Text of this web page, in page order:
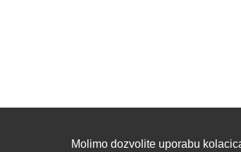
Molimo dozvolite uporabu